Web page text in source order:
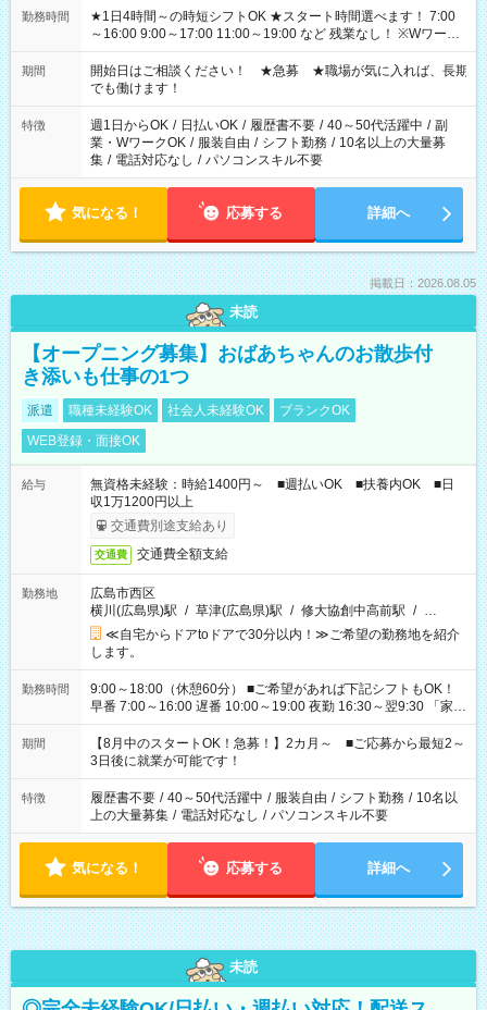
勤務時間
★1日4時間～の時短シフトOK ★スタート時間選べます！ 7:00
～16:00 9:00～17:00 11:00～19:00 など 残業なし！ ※Wワーク
の場合、他のお仕事と合わせ週40時間超の就業はご案内できま
せん ※法令に基づき、週20時間以上勤務は社会保険への加入対
象となります ※労働者派遣法（日雇い派遣の原則禁止）によ
り、短時間・短期間の就業はご案内が難しい場合があります
期間
開始日はご相談ください！ ★急募 ★職場が気に入れば、長期
でも働けます！
特徴 週1日からOK / 日払いOK / 履歴書不要 / 40～50代活躍中 / 副
業・WワークOK / 服装自由 / シフト勤務 / 10名以上の大量募
集 / 電話対応なし / パソコンスキル不要
気になる！ 応募する 詳細へ
掲載日：2026.08.05
未読
【オープニング募集】おばあちゃんのお散歩付
き添いも仕事の1つ
派遣 職種未経験OK 社会人未経験OK
ブランクOK
WEB登録・面接OK
給与
無資格未経験：時給1400円～ ■週払いOK ■扶養内OK ■日
収1万1200円以上
交通費別途支給あり
交通費 交通費全額支給
勤務地
広島市西区
横川(広島県)駅 / 草津(広島県)駅 / 修大協創中高前駅 / …
≪自宅からドアtoドアで30分以内！≫ご希望の勤務地を紹介
します。
勤務時間
9:00～18:00（休憩60分） ■ご希望があれば下記シフトもOK！
早番 7:00～16:00 遅番 10:00～19:00 夜勤 16:30～翌9:30 「家族
と休みを合わせたい」 「余裕を持って夕飯の準備がしたい」
「できれば残業はしたくない」 など、ご希望を教えてください
ね。 ※Wワーク希望の方へ 今ご覧のお仕事で希望する勤務時間
と、もう1つのお仕事の勤務時間。 合計で週40時間を超える場
合は応募できません。
期間
【8月中のスタートOK！急募！】2カ月～ ■ご応募から最短2～
3日後に就業が可能です！
特徴 履歴書不要 / 40～50代活躍中 / 服装自由 / シフト勤務 / 10名以
上の大量募集 / 電話対応なし / パソコンスキル不要
気になる！ 応募する 詳細へ
未読